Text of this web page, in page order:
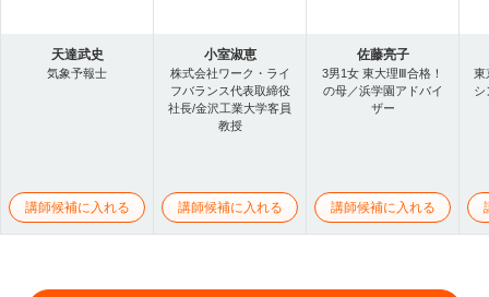
天達武史
気象予報士
講師候補に入れる
小室淑恵
株式会社ワーク・ライ
フバランス代表取締役
社長/金沢工業大学客員
教授
講師候補に入れる
佐藤亮子
3男1女 東大理Ⅲ合格！
の母／浜学園アドバイ
ザー
講師候補に入れる
東
シ